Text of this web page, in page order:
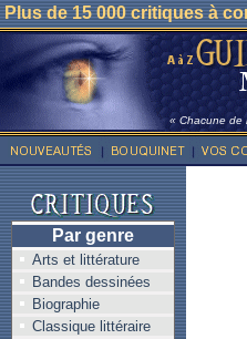
Plus de 15 000 critiques à
« Chacune de
Par genre
Arts et littérature
Bandes dessinées
Biographie
Classique littéraire